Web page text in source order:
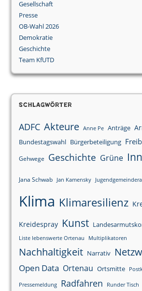
Gesellschaft
Presse
OB-Wahl 2026
Demokratie
Geschichte
Team KfUTD
Schlagwörter
ADFC Akteure Anne Pe Anträge
Bundestagswahl Bürgerbeteiligung
Gehwege Geschichte Grüne
Jana Schwab Jan Kamensky
Klima Klimaresilienz
Kreidespray Kunst
Liste lebenswerte Ortenau Multiplikatoren
Nachhaltigkeit Narrativ
Open Data Ortenau Ortsmitte
Pressemeldung Radfahren Runder Tisch